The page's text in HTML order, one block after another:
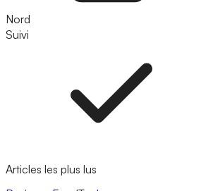
Nord
Suivi
Articles les plus lus